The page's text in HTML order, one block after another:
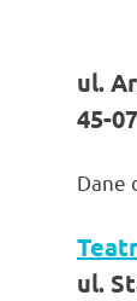
ul.
45-
Dane
Teatr
ul.